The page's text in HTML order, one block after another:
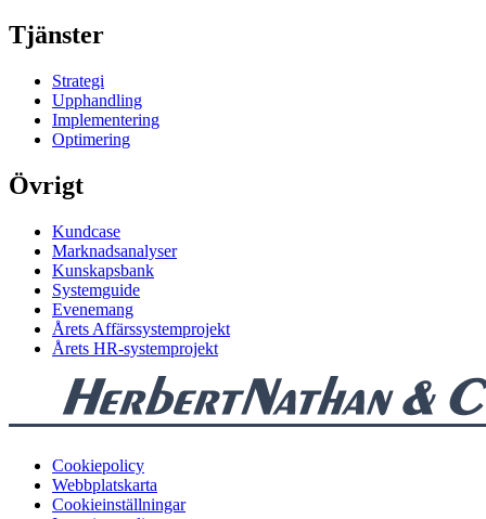
Tjänster
Strategi
Upphandling
Implementering
Optimering
Övrigt
Kundcase
Marknadsanalyser
Kunskapsbank
Systemguide
Evenemang
Årets Affärssystemprojekt
Årets HR-systemprojekt
Cookiepolicy
Webbplatskarta
Cookieinställningar